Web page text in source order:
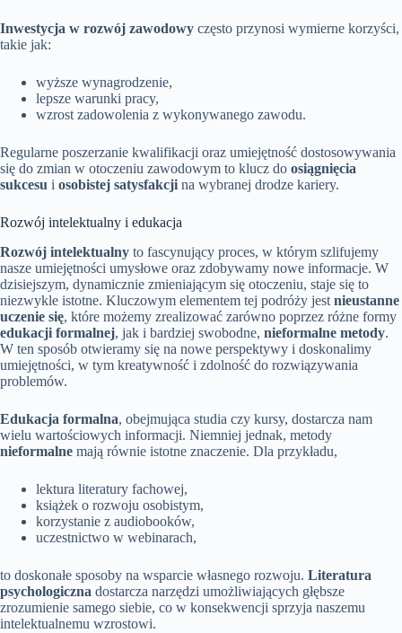
Inwestycja w rozwój zawodowy często przynosi wymierne korzyści,
takie jak:
wyższe wynagrodzenie,
lepsze warunki pracy,
wzrost zadowolenia z wykonywanego zawodu.
Regularne poszerzanie kwalifikacji oraz umiejętność dostosowywania
się do zmian w otoczeniu zawodowym to klucz do osiągnięcia
sukcesu i osobistej satysfakcji na wybranej drodze kariery.
Rozwój intelektualny i edukacja
Rozwój intelektualny to fascynujący proces, w którym szlifujemy
nasze umiejętności umysłowe oraz zdobywamy nowe informacje. W
dzisiejszym, dynamicznie zmieniającym się otoczeniu, staje się to
niezwykle istotne. Kluczowym elementem tej podróży jest nieustanne
uczenie się, które możemy zrealizować zarówno poprzez różne formy
edukacji formalnej, jak i bardziej swobodne, nieformalne metody.
W ten sposób otwieramy się na nowe perspektywy i doskonalimy
umiejętności, w tym kreatywność i zdolność do rozwiązywania
problemów.
Edukacja formalna, obejmująca studia czy kursy, dostarcza nam
wielu wartościowych informacji. Niemniej jednak, metody
nieformalne mają równie istotne znaczenie. Dla przykładu,
lektura literatury fachowej,
książek o rozwoju osobistym,
korzystanie z audiobooków,
uczestnictwo w webinarach,
to doskonałe sposoby na wsparcie własnego rozwoju. Literatura
psychologiczna dostarcza narzędzi umożliwiających głębsze
zrozumienie samego siebie, co w konsekwencji sprzyja naszemu
intelektualnemu wzrostowi.